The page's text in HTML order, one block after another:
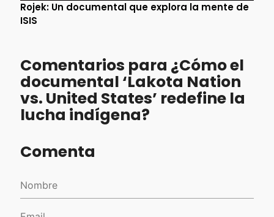
Rojek: Un documental que explora la mente de
ISIS
Comentarios para ¿Cómo el
documental ‘Lakota Nation
vs. United States’ redefine la
lucha indígena?
Comenta